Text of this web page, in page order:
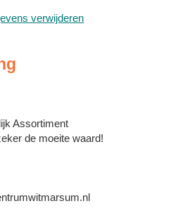
verwijderen
Assortiment
de moeite waard!